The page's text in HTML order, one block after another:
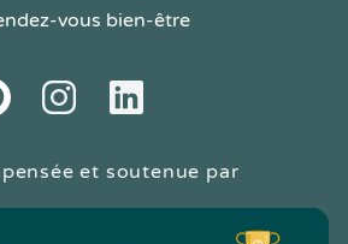
vous bien-être
InstagramLinkedIn
et soutenue par